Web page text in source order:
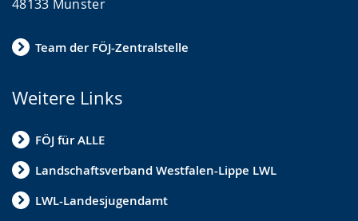
48133 Münster
Team der FÖJ-Zentralstelle
Weitere Links
FÖJ für ALLE
Landschaftsverband Westfalen-Lippe LWL
LWL-Landesjugendamt